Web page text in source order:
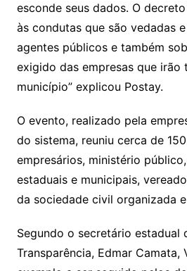
esconde seus dados. O
às condutas que são vedadas
agentes públicos e também
exigido das empresas que irão
município” explicou Postay.
O evento, realizado pela
do sistema, reuniu cerca de
empresários, ministério
estaduais e municipais,
da sociedade civil organizada
Segundo o secretário estadual
Transparência, Edmar Camata,